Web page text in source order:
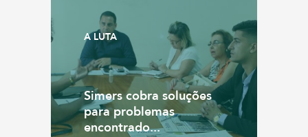
A LUTA
Simers cobra soluções
para problemas
encontrado...